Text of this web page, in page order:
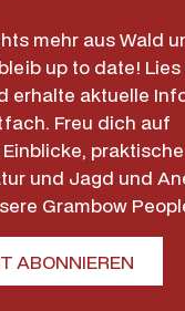
mehr aus Wald
up to date!
erhalte aktuelle
Freu dich auf
und Jagd und
Grambow
ABONNIEREN